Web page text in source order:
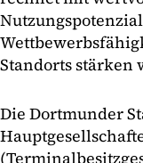
Standorts stärken
Die Dortmunder